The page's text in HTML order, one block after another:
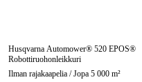
Husqvarna Automower® 520 EPOS®
Robottiruohonleikkuri
Ilman rajakaapelia / Jopa 5 000 m²